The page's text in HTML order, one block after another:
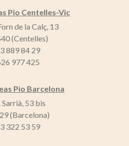
Pio Centelles-Vic
de la Calç, 13
(Centelles)
889 84 29
977 425
Pio Barcelona
Sarrià, 53 bis
(Barcelona)
322 53 59